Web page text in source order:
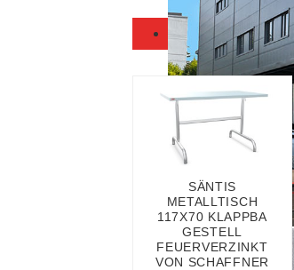
SÄNTIS
METALLTISCH
117X70 KLAPPBA
GESTELL
FEUERVERZINKT
VON SCHAFFNER